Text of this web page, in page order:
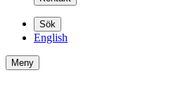
Sök
English
Meny